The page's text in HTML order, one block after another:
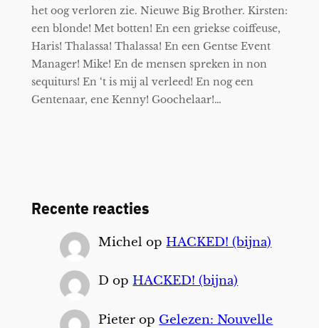
het oog verloren zie. Nieuwe Big Brother. Kirsten:
een blonde! Met botten! En een griekse coiffeuse,
Haris! Thalassa! Thalassa! En een Gentse Event
Manager! Mike! En de mensen spreken in non
sequiturs! En ‘t is mij al verleed! En nog een
Gentenaar, ene Kenny! Goochelaar!…
Recente reacties
Michel opHACKED! (bijna)
D opHACKED! (bijna)
Pieter op Gelezen: Nouvelle